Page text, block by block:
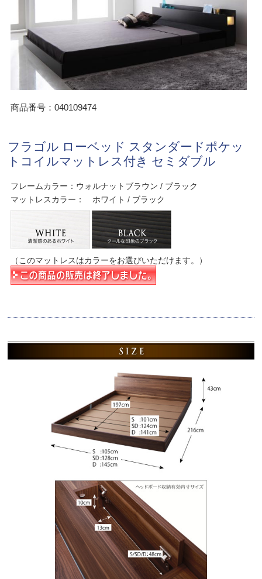
商品番号：040109474
フラゴル ローベッド スタンダードポケッ
トコイルマットレス付き セミダブル
フレームカラー：ウォルナットブラウン / ブラック
マットレスカラー： ホワイト / ブラック
（このマットレスはカラーをお選びいただけます。）